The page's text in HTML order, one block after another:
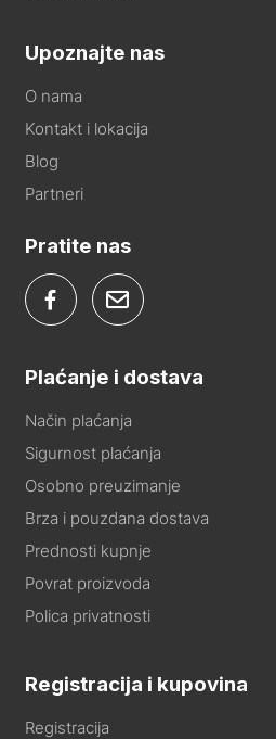
Upoznajte nas
O nama
Kontakt i lokacija
Blog
Partneri
Pratite nas
Plaćanje i dostava
Način plaćanja
Sigurnost plaćanja
Osobno preuzimanje
Brza i pouzdana dostava
Prednosti kupnje
Povrat proizvoda
Polica privatnosti
Registracija i kupovina
Registracija